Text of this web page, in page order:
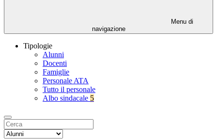
Menu di
navigazione
Tipologie
Alunni
Docenti
Famiglie
Personale ATA
Tutto il personale
Albo sindacale 5